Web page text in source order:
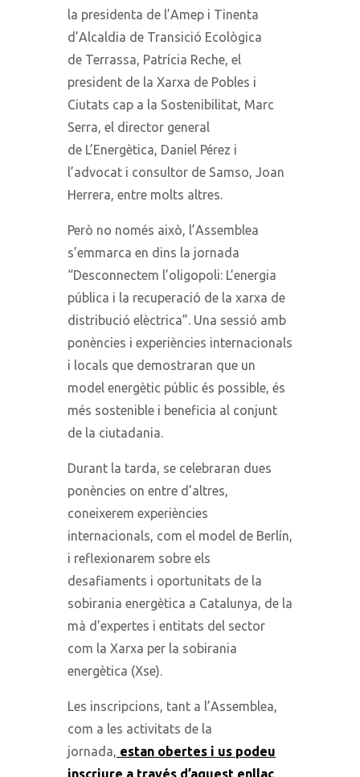
la presidenta de l’Amep i Tinenta
d’Alcaldia de Transició Ecològica
de Terrassa, Patrícia Reche, el
president de la Xarxa de Pobles i
Ciutats cap a la Sostenibilitat, Marc
Serra, el director general
de L’Energètica, Daniel Pérez i
l’advocat i consultor de Samso, Joan
Herrera, entre molts altres.
Però no només això, l’Assemblea
s’emmarca en dins la jornada
“Desconnectem l’oligopoli: L’energia
pública i la recuperació de la xarxa de
distribució elèctrica”. Una sessió amb
ponències i experiències internacionals
i locals que demostraran que un
model energètic públic és possible, és
més sostenible i beneficia al conjunt
de la ciutadania.
Durant la tarda, se celebraran dues
ponències on entre d’altres,
coneixerem experiències
internacionals, com el model de Berlín,
i reflexionarem sobre els
desafiaments i oportunitats de la
sobirania energètica a Catalunya, de la
mà d’expertes i entitats del sector
com la Xarxa per la sobirania
energètica (Xse).
Les inscripcions, tant a l’Assemblea,
com a les activitats de la
jornada, estan obertes i us podeu
inscriure a través d’aquest enllaç